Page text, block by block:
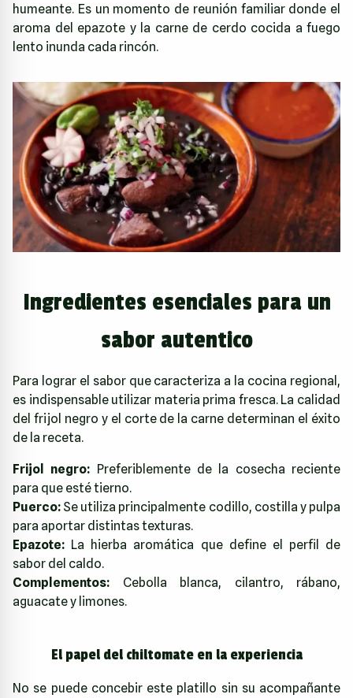
humeante. Es un momento de reunión familiar donde el
aroma del epazote y la carne de cerdo cocida a fuego
lento inunda cada rincón.
Ingredientes esenciales para un
sabor autentico
Para lograr el sabor que caracteriza a la cocina regional,
es indispensable utilizar materia prima fresca. La calidad
del frijol negro y el corte de la carne determinan el éxito
de la receta.
Frijol negro: Preferiblemente de la cosecha reciente
para que esté tierno.
Puerco: Se utiliza principalmente codillo, costilla y pulpa
para aportar distintas texturas.
Epazote: La hierba aromática que define el perfil de
sabor del caldo.
Complementos: Cebolla blanca, cilantro, rábano,
aguacate y limones.
El papel del chiltomate en la experiencia
No se puede concebir este platillo sin su acompañante